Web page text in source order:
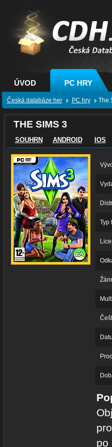
CDH.cz - hry na
PS, XBOX -
databáze her
ÚVOD PC HRY
Česká databáze her PC hry The
THE SIMS 3
SOUHRN ANDROID IOS
Typ
Žánr
po